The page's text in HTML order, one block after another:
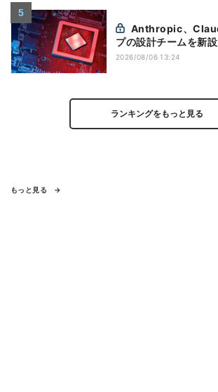
プの設計チームを新設
2026/08/06 13:24
ランキングをもっと見る
もっと見る